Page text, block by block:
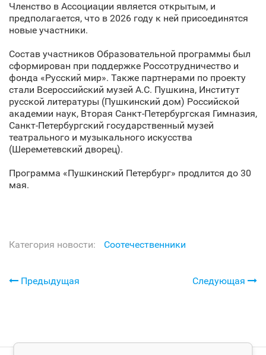
Членство в Ассоциации является открытым, и
предполагается, что в 2026 году к ней присоединятся
новые участники.
Состав участников Образовательной программы был
сформирован при поддержке Россотрудничество и
фонда «Русский мир». Также партнерами по проекту
стали Всероссийский музей А.С. Пушкина, Институт
русской литературы (Пушкинский дом) Российской
академии наук, Вторая Санкт‑Петербургская Гимназия,
Санкт‑Петербургский государственный музей
театрального и музыкального искусства
(Шереметевский дворец).
Программа «Пушкинский Петербург» продлится до 30
мая.
Категория новости: Соотечественники
Предыдущая Следующая